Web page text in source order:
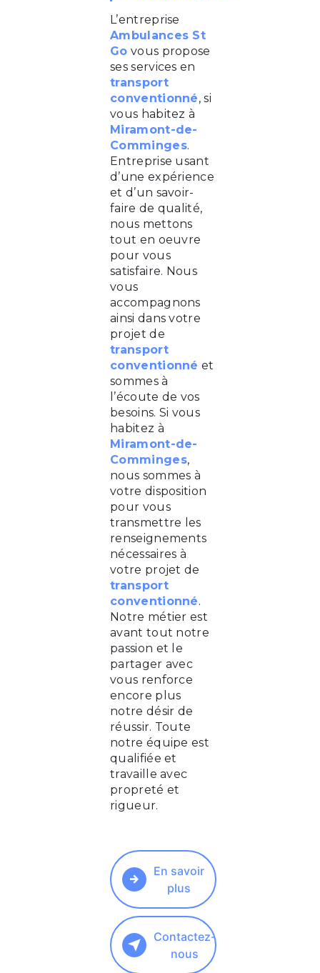
L’entreprise
Ambulances St
Go vous propose
ses services en
transport
conventionné, si
vous habitez à
Miramont-de-
Comminges.
Entreprise usant
d’une expérience
et d’un savoir-
faire de qualité,
nous mettons
tout en oeuvre
pour vous
satisfaire. Nous
vous
accompagnons
ainsi dans votre
projet de
transport
conventionné et
sommes à
l’écoute de vos
besoins. Si vous
habitez à
Miramont-de-
Comminges,
nous sommes à
votre disposition
pour vous
transmettre les
renseignements
nécessaires à
votre projet de
transport
conventionné.
Notre métier est
avant tout notre
passion et le
partager avec
vous renforce
encore plus
notre désir de
réussir. Toute
notre équipe est
qualifiée et
travaille avec
propreté et
rigueur.
En savoir
plus
Contactez-
nous